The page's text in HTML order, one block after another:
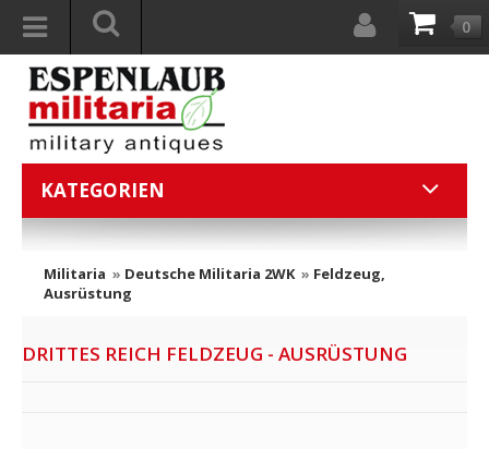
0
KATEGORIEN
Militaria » Deutsche Militaria 2WK» Feldzeug,
Ausrüstung
DRITTES REICH FELDZEUG - AUSRÜSTUNG